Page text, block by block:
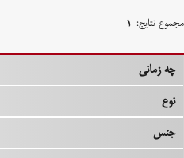
مجموع نتایج: ۱
چه زمانی
نوع
جنس